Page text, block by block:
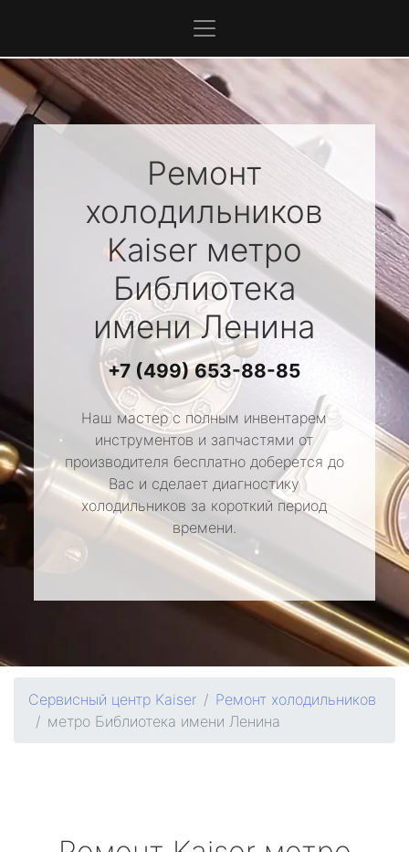
Ремонт
холодильников
Kaiserметро
Библиотека
имени Ленина
+7 (499) 653-88-85
Наш мастер с полным инвентарем
инструментов и запчастями от
производителя бесплатно доберется до
Вас и сделает диагностику
холодильников за короткий период
времени.
Сервисный центр Kaiser
Ремонт холодильников
метро Библиотека имени Ленина